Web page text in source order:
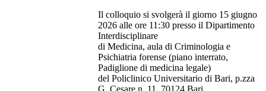
Il colloquio si svolgerà il giorno 15 giugno
2026 alle ore 11:30 presso il Dipartimento
Interdisciplinare
di Medicina, aula di Criminologia e
Psichiatria forense (piano interrato,
Padiglione di medicina legale)
del Policlinico Universitario di Bari, p.zza
G. Cesare n. 11, 70124 Bari.